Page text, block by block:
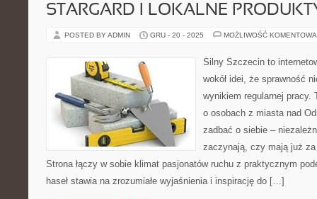
STARGARD I LOKALNE
POSTED BY ADMIN GRU - 20 - 2025 MOŻLIWOŚĆ
Silny Szczecin to
wokół idei, że sprawność
wynikiem regularnej pracy.
o osobach z miasta nad
zadbać o siebie –
zaczynają, czy mają już
Strona łączy w sobie klimat pasjonatów ruchu z praktycznym
haseł stawia na zrozumiałe wyjaśnienia i inspirację do […]